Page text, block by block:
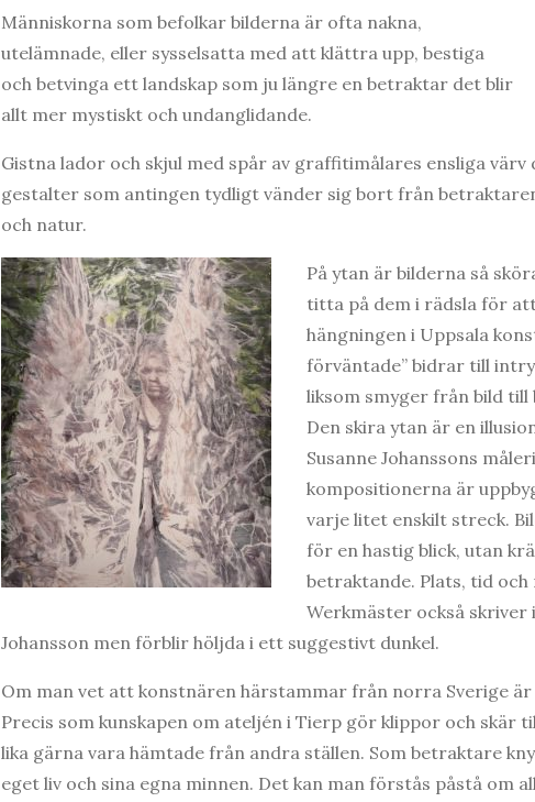
Människorna som befolkar bilderna är ofta nakna,
utelämnade, eller sysselsatta med att klättra upp, bestiga
och betvinga ett landskap som ju längre en betraktar det blir
allt mer mystiskt och undanglidande.
Gistna lador och skjul med spår av graffitimålares ensliga
gestalter som antingen tydligt vänder sig bort från
och natur.
På ytan är bilderna så
titta på dem i rädsla för
hängningen i Uppsala
förväntade” bidrar till
liksom smyger från bild till
Den skira ytan är en
Susanne Johanssons
kompositionerna är
varje litet enskilt streck.
för en hastig blick, utan
betraktande. Plats, tid
Werkmäster också skriver
Johansson men förblir höljda i ett suggestivt dunkel.
Om man vet att konstnären härstammar från norra Sverige
Precis som kunskapen om ateljén i Tierp gör klippor och skär
lika gärna vara hämtade från andra ställen. Som betraktare
eget liv och sina egna minnen. Det kan man förstås påstå om